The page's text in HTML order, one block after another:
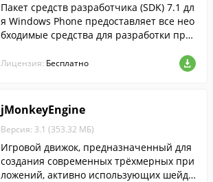
Пакет средств разработчика (SDK) 7.1 дл
я Windows Phone предоставляет все нео
бходимые средства для разработки при
лением Windows Phone 7.0 и Windows P
Лицензия: Бесплатно
jMonkeyEngine
Версия: 3.1 (353.32 МБ)
Игровой движок, предназначенный для
создания современных трёхмерных при
ложений, активно использующих шейде